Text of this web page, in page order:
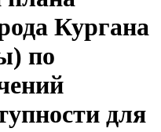
Кургана
по
для